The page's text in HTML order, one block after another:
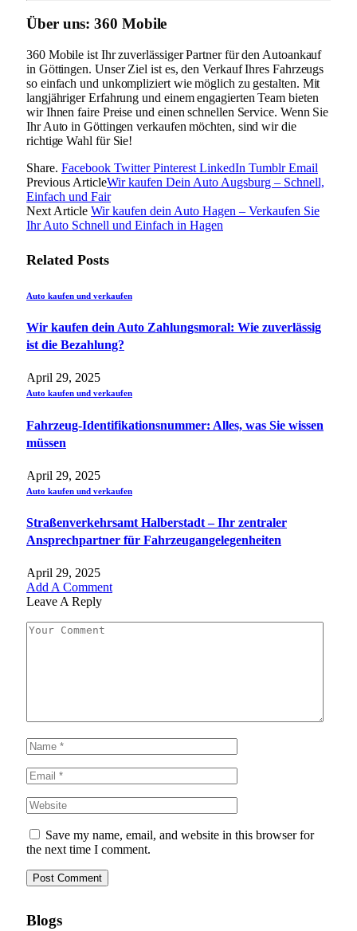
Über uns: 360 Mobile
360 Mobile ist Ihr zuverlässiger Partner für den Autoankauf
in Göttingen. Unser Ziel ist es, den Verkauf Ihres Fahrzeugs
so einfach und unkompliziert wie möglich zu gestalten. Mit
langjähriger Erfahrung und einem engagierten Team bieten
wir Ihnen faire Preise und einen schnellen Service. Wenn Sie
Ihr Auto in Göttingen verkaufen möchten, sind wir die
richtige Wahl für Sie!
Share. Facebook Twitter Pinterest LinkedIn Tumblr Email
Previous ArticleWir kaufen Dein Auto Augsburg – Schnell,
Einfach und Fair
Next Article Wir kaufen dein Auto Hagen – Verkaufen Sie
Ihr Auto Schnell und Einfach in Hagen
Related Posts
Auto kaufen und verkaufen
Wir kaufen dein Auto Zahlungsmoral: Wie zuverlässig
ist die Bezahlung?
April 29, 2025
Auto kaufen und verkaufen
Fahrzeug-Identifikationsnummer: Alles, was Sie wissen
müssen
April 29, 2025
Auto kaufen und verkaufen
Straßenverkehrsamt Halberstadt – Ihr zentraler
Ansprechpartner für Fahrzeugangelegenheiten​
April 29, 2025
Add A Comment
Leave A Reply
Save my name, email, and website in this browser for
the next time I comment.
Blogs